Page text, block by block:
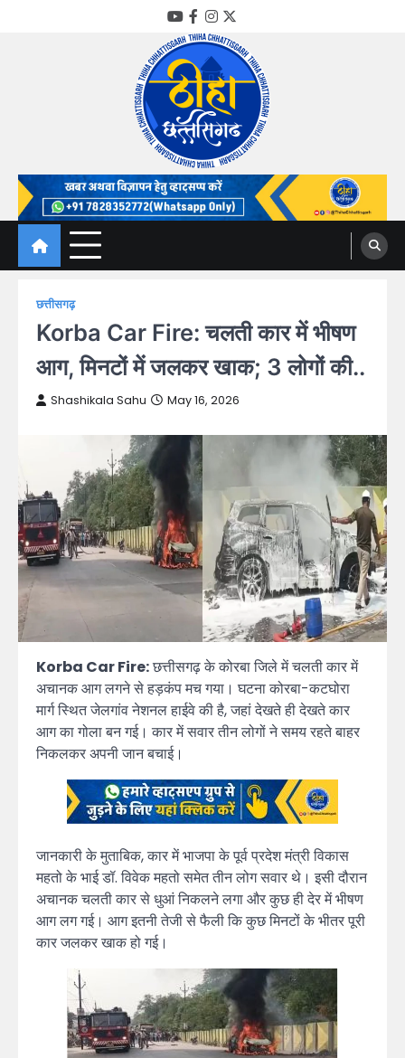
YouTube
Facebook
Instagram
Twitter
Thiha Chhattisgarh
गोठ जन-जन के
छत्तीसगढ़
Korba Car Fire: चलती कार में भीषण
आग, मिनटों में जलकर खाक; 3 लोगों की..
Shashikala Sahu May 16, 2026
Korba Car Fire:छत्तीसगढ़ के कोरबा जिले में चलती कार में
अचानक आग लगने से हड़कंप मच गया। घटना कोरबा-कटघोरा
मार्ग स्थित जेलगांव नेशनल हाईवे की है, जहां देखते ही देखते कार
आग का गोला बन गई। कार में सवार तीन लोगों ने समय रहते बाहर
निकलकर अपनी जान बचाई।
जानकारी के मुताबिक, कार में भाजपा के पूर्व प्रदेश मंत्री विकास
महतो के भाई डॉ. विवेक महतो समेत तीन लोग सवार थे। इसी दौरान
अचानक चलती कार से धुआं निकलने लगा और कुछ ही देर में भीषण
आग लग गई। आग इतनी तेजी से फैली कि कुछ मिनटों के भीतर पूरी
कार जलकर खाक हो गई।